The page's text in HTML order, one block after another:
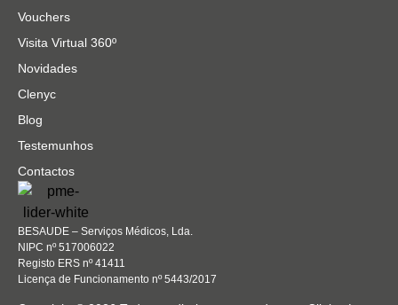
Vouchers
Visita Virtual 360º
Novidades
Clenyc
Blog
Testemunhos
Contactos
BESAUDE – Serviços Médicos, Lda.
NIPC nº 517006022
Registo ERS nº 41411
Licença de Funcionamento nº 5443/2017